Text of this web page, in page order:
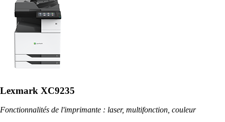
Lexmark XC9235
Fonctionnalités de l'imprimante : laser, multifonction, couleur